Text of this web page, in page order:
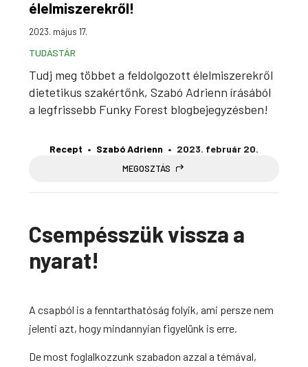
élelmiszerekről!
2023. május 17.
TUDÁSTÁR
Tudj meg többet a feldolgozott élelmiszerekről
dietetikus szakértőnk, Szabó Adrienn írásából
a legfrissebb Funky Forest blogbejegyzésben!
Recept Szabó Adrienn 2023. február 20.
MEGOSZTÁS
Csempésszük vissza a
nyarat!
A csapból is a fenntarthatóság folyik, ami persze nem
jelenti azt, hogy mindannyian figyelünk is erre.
De most foglalkozzunk szabadon azzal a témával,